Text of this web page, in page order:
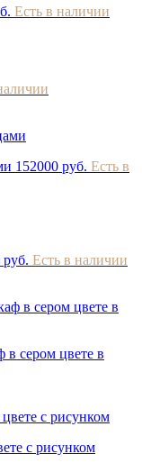
Есть в наличии
152000 руб. Есть в
руб. Есть в наличии
сером цвете в
с рисунком